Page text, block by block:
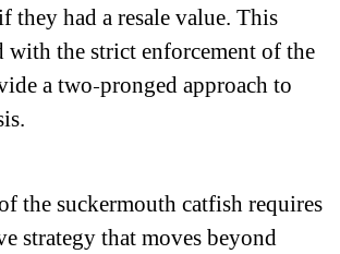
they had a resale value. This
with the strict enforcement of the
a two-pronged approach to
the suckermouth catfish requires
strategy that moves beyond